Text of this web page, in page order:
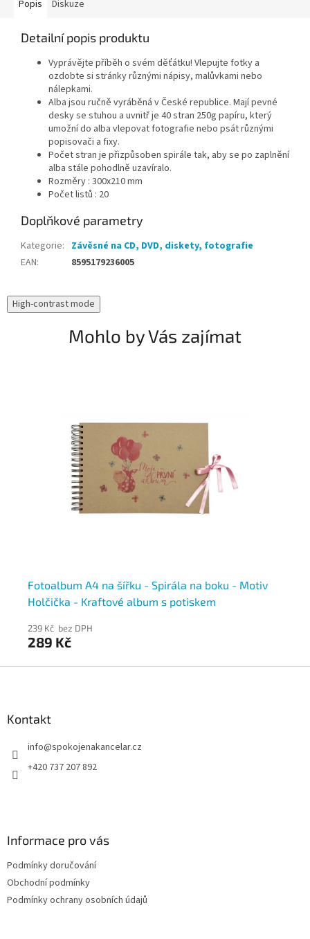
Popis Diskuze
Detailní popis produktu
Vyprávějte příběh o svém děťátku! Vlepujte fotky a
ozdobte si stránky různými nápisy, malůvkami nebo
nálepkami.
Alba jsou ručně vyráběná v České republice. Mají pevné
desky se stuhou a uvnitř je 40 stran 250g papíru, který
umožní do alba vlepovat fotografie nebo psát různými
popisovači a fixy.
Počet stran je přizpůsoben spirále tak, aby se po zaplnění
alba stále pohodlně uzavíralo.
Rozměry : 300x210 mm
Počet listů : 20
Doplňkové parametry
Kategorie: Závěsné na CD, DVD, diskety, fotografie
EAN: 8595179236005
High-contrast mode
Mohlo by Vás zajímat
Fotoalbum A4 na šířku - Spirála na boku - Motiv
Holčička - Kraftové album s potiskem
239 Kč bez DPH
289 Kč
Kontakt
info@spokojenakancelar.cz
+420 737 207 892
Informace pro vás
Podmínky doručování
Obchodní podmínky
Podmínky ochrany osobních údajů